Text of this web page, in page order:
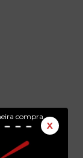
compra.
X